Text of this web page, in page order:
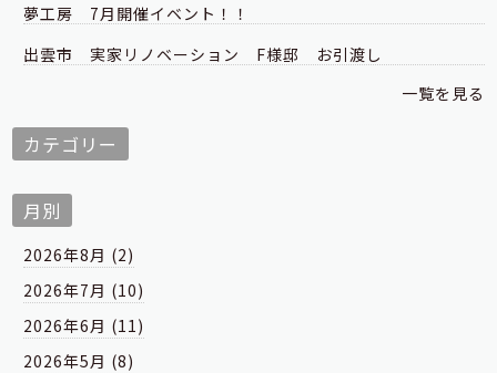
夢工房 7月開催イベント！！
出雲市 実家リノベーション F様邸 お引渡し
一覧を見る
カテゴリー
月別
2026年8月 (2)
2026年7月 (10)
2026年6月 (11)
2026年5月 (8)